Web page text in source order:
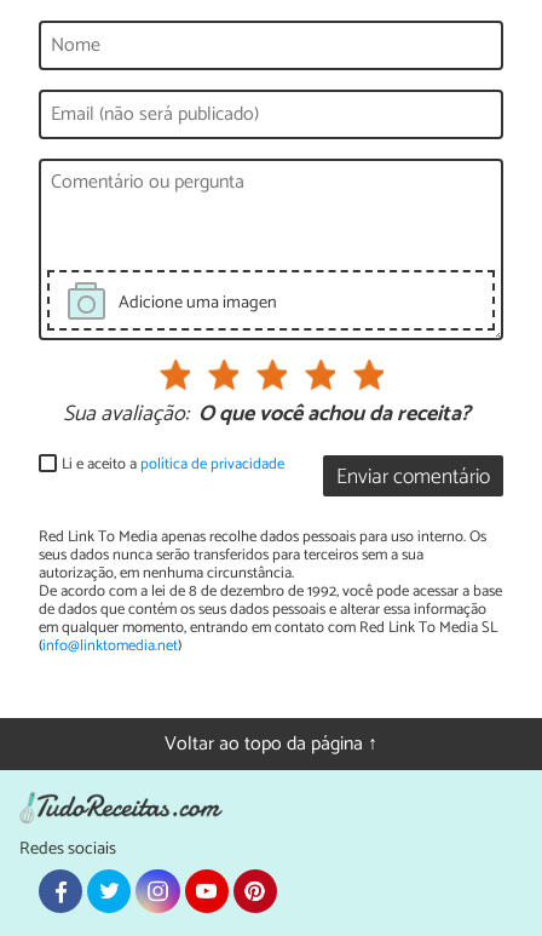
Adicione uma imagen
Sua avaliação: O que você achou da receita?
Enviar comentário
Li e aceito apolítica de privacidade
Red Link To Media apenas recolhe dados pessoais para uso interno. Os
seus dados nunca serão transferidos para terceiros sem a sua
autorização, em nenhuma circunstância.
De acordo com a lei de 8 de dezembro de 1992, você pode acessar a base
de dados que contém os seus dados pessoais e alterar essa informação
em qualquer momento, entrando em contato com Red Link To Media SL
(info@linktomedia.net)
Voltar ao topo da página ↑
Redes sociais